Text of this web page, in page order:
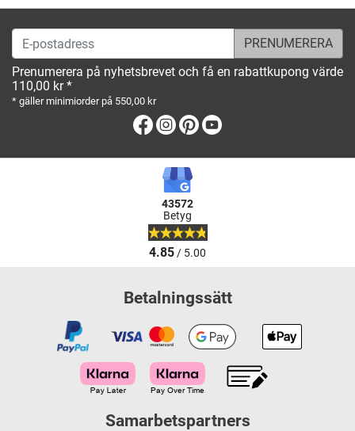
E-postadress
Prenumerera på nyhetsbrevet och få en rabattkupong värde
110,00 kr *
* gäller minimiorder på 550,00 kr
Facebook
Instagram
Pinterest
43572
Betyg
4.85/ 5.00
Betalningssätt
Samarbetspartners